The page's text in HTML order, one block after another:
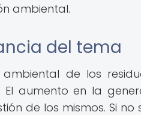
ambiental.
del tema
ambiental de los
aumento en la
de los mismos. Si